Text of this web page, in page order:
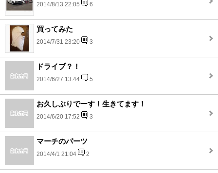
2014/8/13 22:05 6
買ってみた
2014/7/31 23:20 3
ドライブ？！
2014/6/27 13:44 5
お久しぶりでーす！生きてます！
2014/6/20 17:52 3
マーチのパーツ
2014/4/1 21:04 2